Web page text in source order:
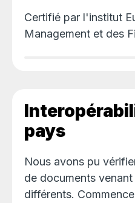
Certifié par l'institut
Management et des
pays
Nous avons pu
de documents
différents.